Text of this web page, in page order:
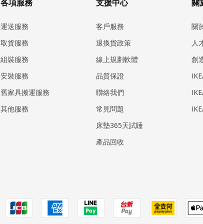
各項服務
運送服務
取貨服務
組裝服務
安裝服務
​舊家具搬運服務
其他服務
支援中心
客戶服務
退換貨政策
線上規劃軟體
品質保證
聯絡我們
常見問題
床墊365天試睡
產品回收
關
關
人
創